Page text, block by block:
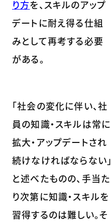
り方を、スキルのアップ
デートに耐え得る仕組
みとして再考する必要
がある。
「社会の変化に伴い、社
員の知識・スキルは常に
拡大・アップデートされ
続けなければならない」
と述べたものの、手当た
り次第に知識・スキルを
習得するのは難しい。そ